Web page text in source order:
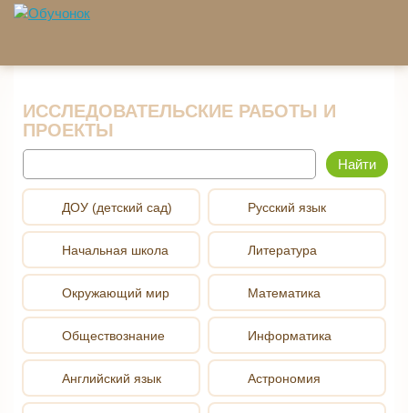
Перейти к основному содержанию
ИССЛЕДОВАТЕЛЬСКИЕ РАБОТЫ И
ПРОЕКТЫ
ДОУ (детский сад)
Начальная школа
Окружающий мир
Обществознание
Английский язык
Русский язык
Литература
Математика
Информатика
Астрономия